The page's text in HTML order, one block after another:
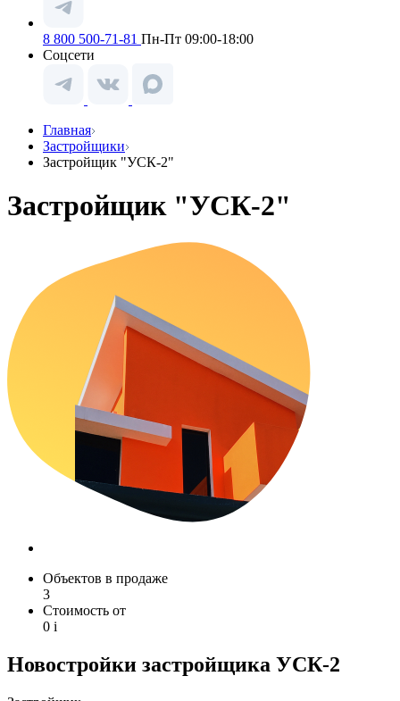
8 800 500-71-81 Пн-Пт 09:00-18:00
Соцсети
Главная
Застройщики
Застройщик "УСК-2"
Застройщик "УСК-2"
Объектов в продаже
3
Стоимость от
0 i
Новостройки застройщика УСК-2